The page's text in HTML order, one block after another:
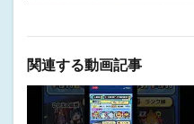
関連する動画記事